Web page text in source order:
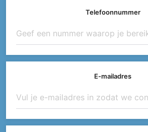
Telefoonnummer
E-mailadres